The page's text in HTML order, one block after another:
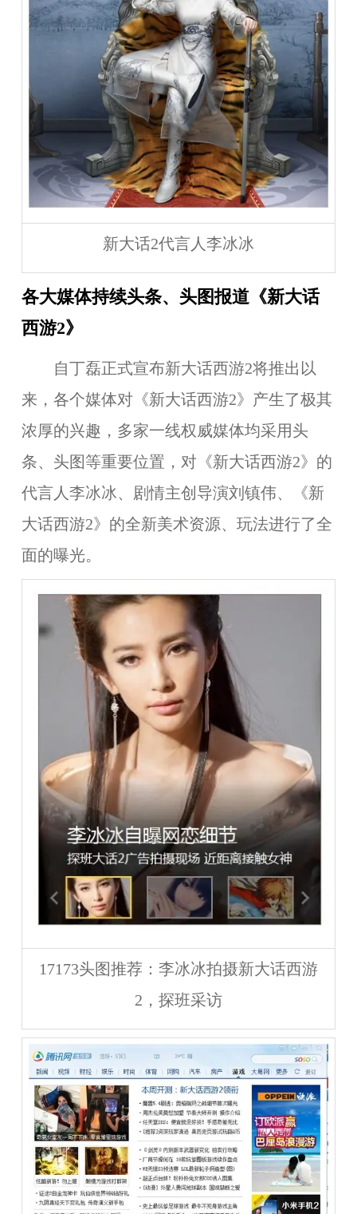
新大话2代言人李冰冰
各大媒体持续头条、头图报道《新大话
西游2》
自丁磊正式宣布新大话西游2将推出以
来，各个媒体对《新大话西游2》产生了极其
浓厚的兴趣，多家一线权威媒体均采用头
条、头图等重要位置，对《新大话西游2》的
代言人李冰冰、剧情主创导演刘镇伟、《新
大话西游2》的全新美术资源、玩法进行了全
面的曝光。
17173头图推荐：李冰冰拍摄新大话西游
2，探班采访